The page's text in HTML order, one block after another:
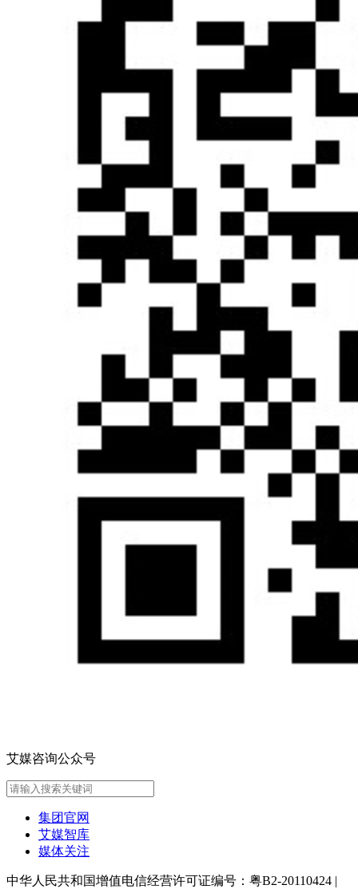
艾媒咨询公众号
集团官网
艾媒智库
媒体关注
中华人民共和国增值电信经营许可证编号：粤B2-20110424 |